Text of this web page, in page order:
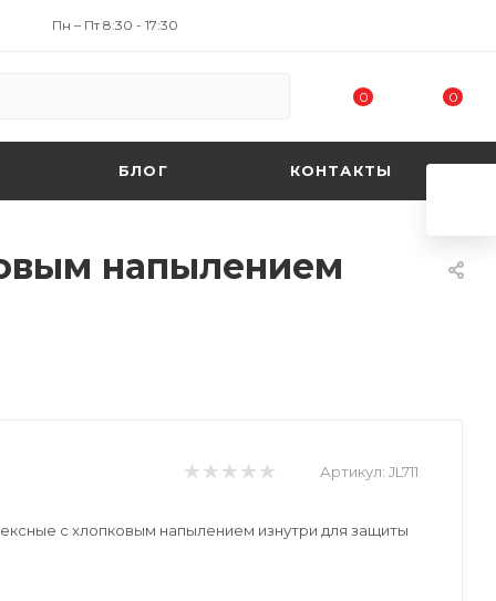
Пн – Пт 8:30 - 17:30
0 0
БЛОГ КОНТАКТЫ
напылением
Артикул: JL711
с хлопковым напылением изнутри для защиты